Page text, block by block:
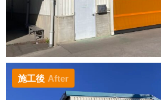
施工後 After